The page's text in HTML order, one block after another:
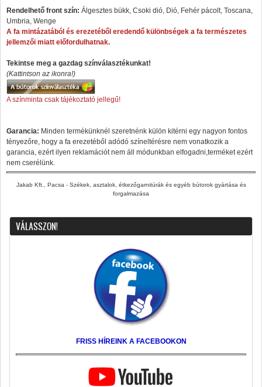
Rendelhető front szín: Álgesztes bükk, Csoki dió, Dió, Fehér pácolt, Toscana,
Umbria, Wenge
A fa mintázatából és erezetéből eredendő különbségek a fa természetes
jellemzői miatt előfordulhatnak.
Tekintse meg a gazdag színválasztékunkat!
(Kattintson az ikonra!)
A színminta csak tájékoztató jellegű!
Garancia: Minden termékünknél szeretnénk külön kitérni egy nagyon fontos
tényezőre, hogy a fa erezetéből adódó színeltérésre nem vonatkozik a
garancia, ezért ilyen reklamációt nem áll módunkban elfogadni,terméket ezért
nem cserélünk.
Jakab Kft., Pacsa - Székek, asztalok, étkezőgarnitúrák és egyéb bútorok gyártása és
forgalmazása
VÁLASSZON!
FRISS HÍREINK A FACEBOOKON